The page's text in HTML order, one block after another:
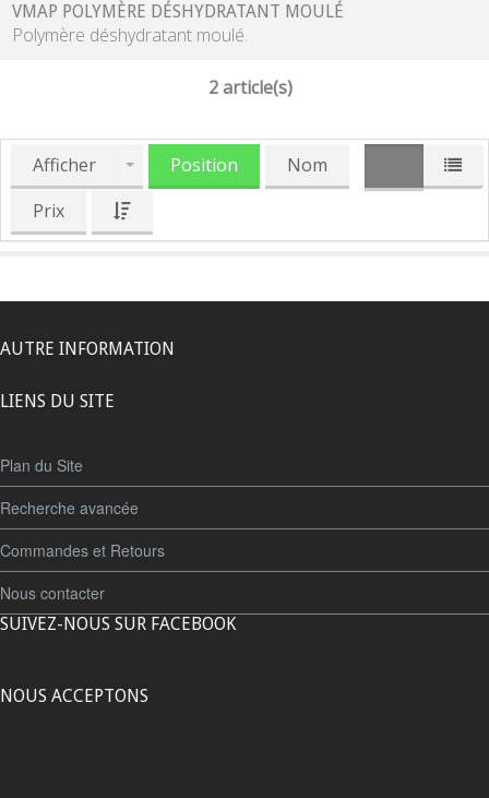
VMAP POLYMÈRE DÉSHYDRATANT MOULÉ
Polymère déshydratant moulé.
2 article(s)
Afficher Position
Nom
Prix
AUTRE INFORMATION
LIENS DU SITE
Plan du Site
Recherche avancée
Commandes et Retours
Nous contacter
SUIVEZ-NOUS SUR FACEBOOK
NOUS ACCEPTONS